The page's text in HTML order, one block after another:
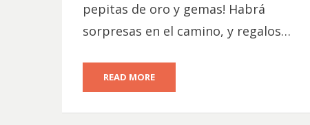
pepitas de oro y gemas! Habrá
sorpresas en el camino, y regalos…
READ MORE